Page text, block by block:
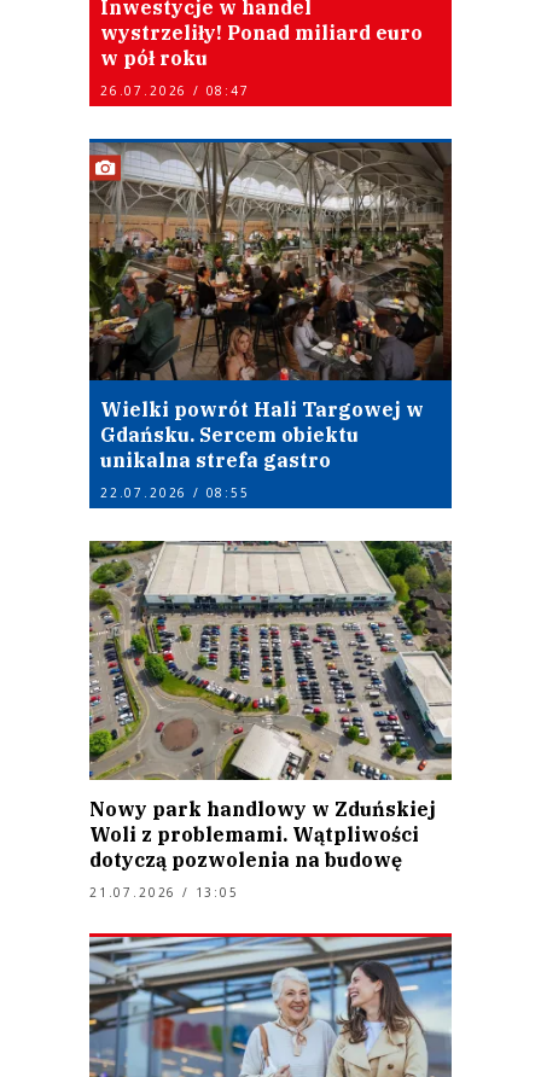
Inwestycje w handel
wystrzeliły! Ponad miliard euro
w pół roku
26.07.2026 / 08:47
Wielki powrót Hali Targowej w
Gdańsku. Sercem obiektu
unikalna strefa gastro
22.07.2026 / 08:55
Nowy park handlowy w Zduńskiej
Woli z problemami. Wątpliwości
dotyczą pozwolenia na budowę
21.07.2026 / 13:05